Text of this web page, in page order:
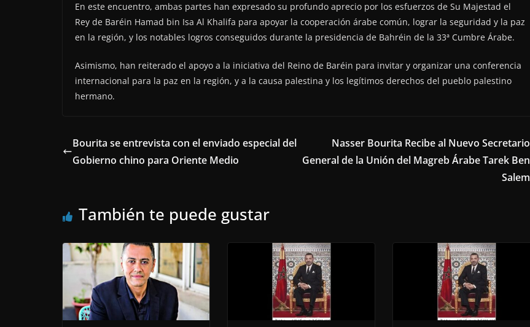
En este encuentro, ambas partes han expresado su profundo aprecio por los esfuerzos de Su Majestad el
Rey de Baréin Hamad bin Isa Al Khalifa para apoyar la cooperación árabe común, lograr la seguridad y la paz
en la región, y los notables logros conseguidos durante la presidencia de Bahréin de la 33ª Cumbre Árabe.
Asimismo, han reiterado el apoyo a la iniciativa del Reino de Baréin para invitar y organizar una conferencia
internacional para la paz en la región, y a la causa palestina y los legítimos derechos del pueblo palestino
hermano.
Bourita se entrevista con el enviado especial del
Gobierno chino para Oriente Medio
Nasser Bourita Recibe al Nuevo Secretario
General de la Unión del Magreb Árabe Tarek Ben
Salem
También te puede gustar